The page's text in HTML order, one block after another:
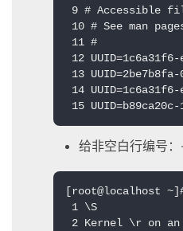
9 # Accessible
10 # See man
11 #
12
13
14
15
给非空白行编号
[root@localhost
1 \S
2 Kernel \r on an